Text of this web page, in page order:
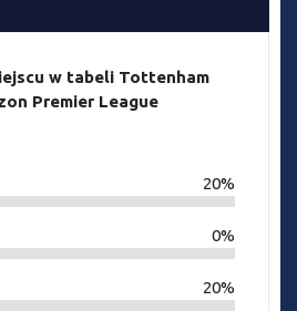
w tabeli Tottenham
Premier League
20%
0%
20%